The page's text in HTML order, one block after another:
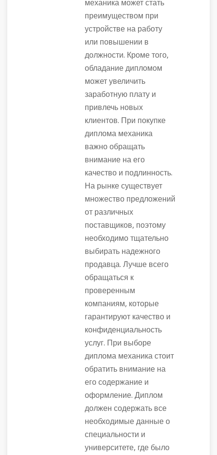
механика может стать
преимуществом при
устройстве на работу
или повышении в
должности. Кроме того,
обладание дипломом
может увеличить
заработную плату и
привлечь новых
клиентов. При покупке
диплома механика
важно обращать
внимание на его
качество и подлинность.
На рынке существует
множество предложений
от различных
поставщиков, поэтому
необходимо тщательно
выбирать надежного
продавца. Лучше всего
обращаться к
проверенным
компаниям, которые
гарантируют качество и
конфиденциальность
услуг. При выборе
диплома механика стоит
обратить внимание на
его содержание и
оформление. Диплом
должен содержать все
необходимые данные о
специальности и
университете, где было